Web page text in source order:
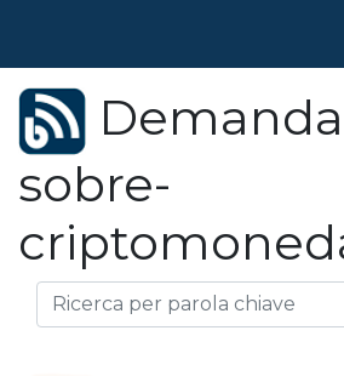
sobre-